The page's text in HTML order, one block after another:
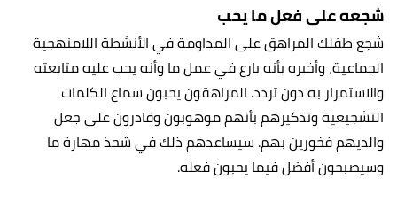
شجعه على فعل ما يحب
شجع طفلك المراهق على المداومة في الأنشطة اللامنهجية
الجماعية، وأخبره بأنه بارع في عمل ما وأنه يجب عليه متابعته
والاستمرار به دون تردد. المراهقون يحبون سماع الكلمات
التشجيعية وتذكيرهم بأنهم موهوبون وقادرون على جعل
والديهم فخورين بهم. سيساعدهم ذلك في شحذ مهارة ما
وسيصبحون أفضل فيما يحبون فعله.